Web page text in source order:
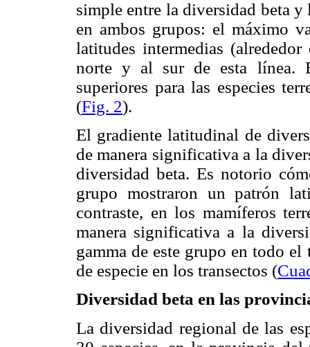
simple entre la diversidad beta
en ambos grupos: el máximo
latitudes intermedias
norte y al sur de esta línea.
superiores para las especies
(Fig. 2).
El gradiente latitudinal de
de manera significativa a la
diversidad beta. Es notorio
grupo mostraron un patrón
contraste, en los mamíferos
manera significativa a la
gamma de este grupo en todo
de especie en los transectos (
Diversidad beta en las
La diversidad regional de las